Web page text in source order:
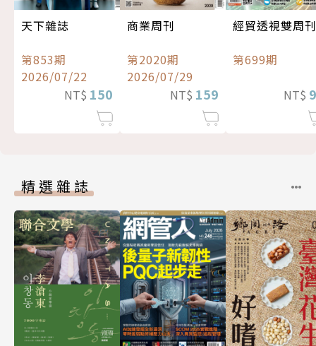
天下雜誌
第853期
2026/07/22
NT$ 150
商業周刊
第2020期
2026/07/29
NT$ 159
經貿透視雙周刊
第699期
NT$
精選雜誌